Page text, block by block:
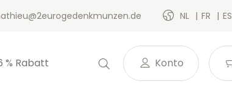
NL FR ES
% Rabatt Konto